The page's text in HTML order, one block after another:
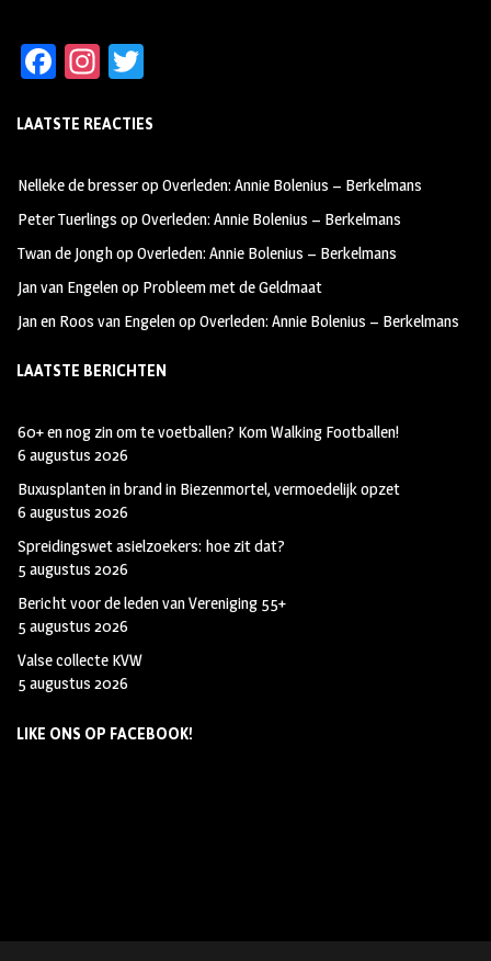
Fa
b
oo
k
In
ag
m
tt
LAATSTE REACTIES
Nelleke de bresseropOverleden: Annie Bolenius – Berkelmans
Peter Tuerlings opOverleden: Annie Bolenius – Berkelmans
Twan de JonghopOverleden: Annie Bolenius – Berkelmans
Jan van Engelenop Probleem met de Geldmaat
Jan en Roos van EngelenopOverleden: Annie Bolenius – Berkelmans
LAATSTE BERICHTEN
60+ en nog zin om te voetballen? Kom Walking Footballen!
6 augustus 2026
Buxusplanten in brand in Biezenmortel, vermoedelijk opzet
6 augustus 2026
Spreidingswet asielzoekers: hoe zit dat?
5 augustus 2026
Bericht voor de leden van Vereniging 55+
5 augustus 2026
Valse collecte KVW
5 augustus 2026
LIKE ONS OP FACEBOOK!